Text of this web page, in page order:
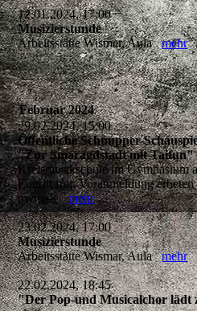
12.01.2024, 17:00
Musizierstunde
Arbeitsstätte Wismar, Aulamehr
Februar 2024
29.02.2024, 15:00
Öffentliche Schnupper-
"Zur Smaragdstadt mit Taifun"
Kreismusikschule im Gymnasium
Eintritt frei, Voranmeldung
nwm.demehr
23.02.2024, 17:00
Musizierstunde
Arbeitsstätte Wismar, Aulamehr
22.02.2024, 18:45
"Der Pop-und Musicalchor lädt